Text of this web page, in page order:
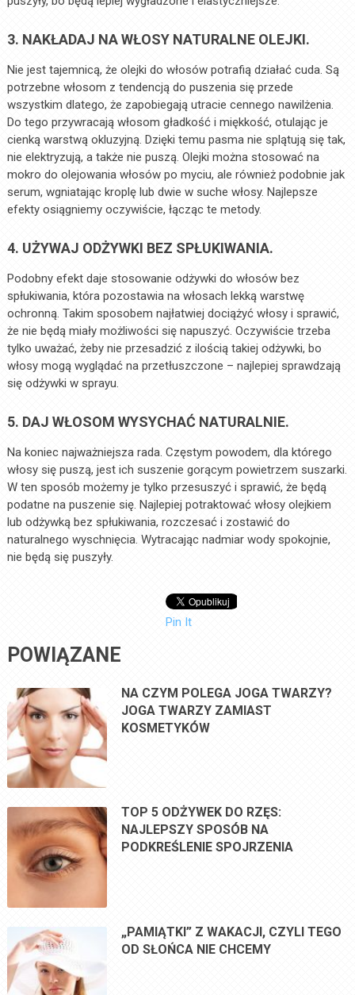
3. NAKŁADAJ NA WŁOSY NATURALNE OLEJKI.
Nie jest tajemnicą, że olejki do włosów potrafią działać cuda. Są
potrzebne włosom z tendencją do puszenia się przede
wszystkim dlatego, że zapobiegają utracie cennego nawilżenia.
Do tego przywracają włosom gładkość i miękkość, otulając je
cienką warstwą okluzyjną. Dzięki temu pasma nie splątują się tak,
nie elektryzują, a także nie puszą. Olejki można stosować na
mokro do olejowania włosów po myciu, ale również podobnie jak
serum, wgniatając kroplę lub dwie w suche włosy. Najlepsze
efekty osiągniemy oczywiście, łącząc te metody.
4. UŻYWAJ ODŻYWKI BEZ SPŁUKIWANIA.
Podobny efekt daje stosowanie odżywki do włosów bez
spłukiwania, która pozostawia na włosach lekką warstwę
ochronną. Takim sposobem najłatwiej dociążyć włosy i sprawić,
że nie będą miały możliwości się napuszyć. Oczywiście trzeba
tylko uważać, żeby nie przesadzić z ilością takiej odżywki, bo
włosy mogą wyglądać na przetłuszczone – najlepiej sprawdzają
się odżywki w sprayu.
5. DAJ WŁOSOM WYSYCHAĆ NATURALNIE.
Na koniec najważniejsza rada. Częstym powodem, dla którego
włosy się puszą, jest ich suszenie gorącym powietrzem suszarki.
W ten sposób możemy je tylko przesuszyć i sprawić, że będą
podatne na puszenie się. Najlepiej potraktować włosy olejkiem
lub odżywką bez spłukiwania, rozczesać i zostawić do
naturalnego wyschnięcia. Wytracając nadmiar wody spokojnie,
nie będą się puszyły.
Pin It
POWIĄZANE
NA CZYM POLEGA JOGA TWARZY?
JOGA TWARZY ZAMIAST
KOSMETYKÓW
TOP 5 ODŻYWEK DO RZĘS:
NAJLEPSZY SPOSÓB NA
PODKREŚLENIE SPOJRZENIA
„PAMIĄTKI” Z WAKACJI, CZYLI TEGO
OD SŁOŃCA NIE CHCEMY